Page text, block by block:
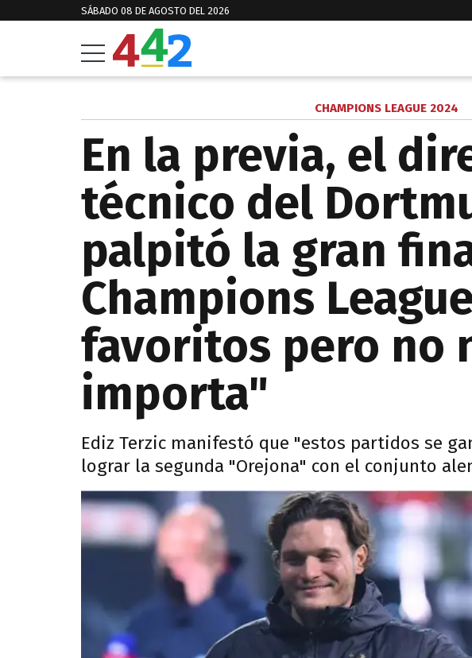
SÁBADO 08 DE AGOSTO DEL 2026
CHAMPIONS LEAGUE 2024
En la previa, el
técnico del
palpitó la gran
Champions
favoritos pero no
importa"
Ediz Terzic manifestó que "estos partidos se
lograr la segunda "Orejona" con el conjunto